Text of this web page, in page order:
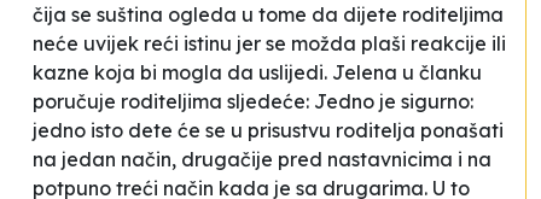
čija se suština ogleda u tome da dijete roditeljima
neće uvijek reći istinu jer se možda plaši reakcije ili
kazne koja bi mogla da uslijedi. Jelena u članku
poručuje roditeljima sljedeće: Jedno je sigurno:
jedno isto dete će se u prisustvu roditelja ponašati
na jedan način, drugačije pred nastavnicima i na
potpuno treći način kada je sa drugarima. U to